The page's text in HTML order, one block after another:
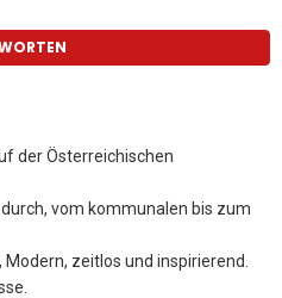
der Österreichischen
vom kommunalen bis zum
zeitlos und inspirierend.